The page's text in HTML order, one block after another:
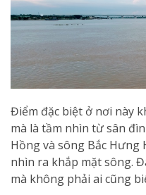
Điểm đặc biệt ở nơi này
mà là tầm nhìn từ sân
Hồng và sông Bắc Hưng
nhìn ra khắp mặt sông.
mà không phải ai cũng